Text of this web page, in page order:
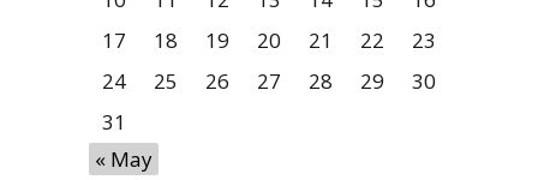
17
18 19 20 21 22
23
24
25 26 27 28 29
30
31
« May